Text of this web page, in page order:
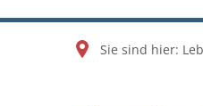
Sie sind hier: